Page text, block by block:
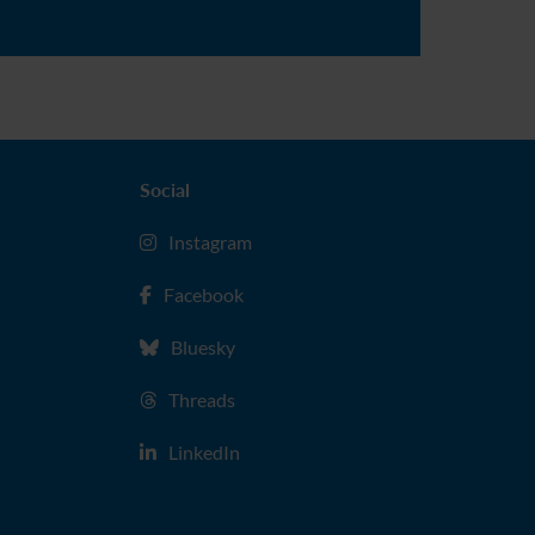
Social
Instagram
Facebook
Bluesky
Threads
LinkedIn